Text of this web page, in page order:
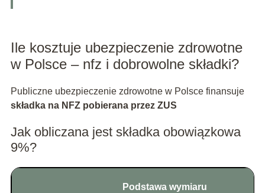
Ile kosztuje ubezpieczenie zdrowotne
w Polsce – nfz i dobrowolne składki?
Publiczne ubezpieczenie zdrowotne w Polsce finansuje
składka na NFZ pobierana przez ZUS
Jak obliczana jest składka obowiązkowa
9%?
Podstawa wymiaru